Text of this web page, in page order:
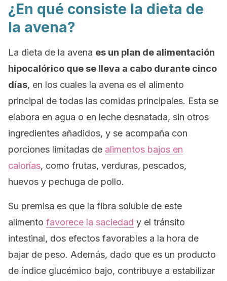
¿En qué consiste la dieta de
la avena?
La dieta de la avena es un plan de alimentación
hipocalórico que se lleva a cabo durante cinco
días, en los cuales la avena es el alimento
principal de todas las comidas principales. Esta se
elabora en agua o en leche desnatada, sin otros
ingredientes añadidos, y se acompaña con
porciones limitadas de alimentos bajos en
calorías, como frutas, verduras, pescados,
huevos y pechuga de pollo.
Su premisa es que la fibra soluble de este
alimento favorece la saciedad y el tránsito
intestinal, dos efectos favorables a la hora de
bajar de peso. Además, dado que es un producto
de índice glucémico bajo, contribuye a estabilizar